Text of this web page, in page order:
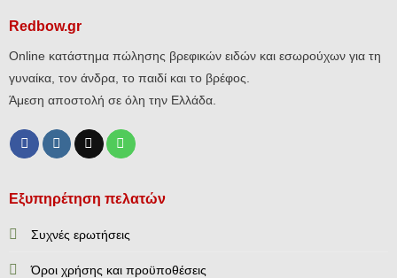
Redbow.gr
Online κατάστημα πώλησης βρεφικών ειδών και εσωρούχων για τη
γυναίκα, τον άνδρα, το παιδί και το βρέφος.
Άμεση αποστολή σε όλη την Ελλάδα.
Εξυπηρέτηση πελατών
Συχνές ερωτήσεις
Όροι χρήσης και προϋποθέσεις